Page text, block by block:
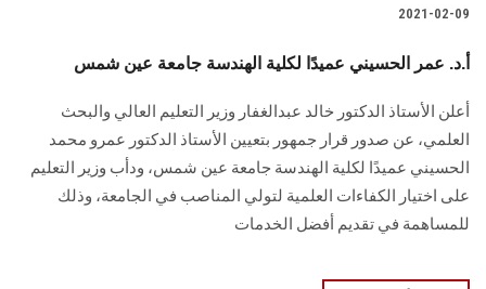
2021-02-09
أ.د. عمر الحسيني عميدًا لكلية الهندسة جامعة عين شمس
أعلن الأستاذ الدكتور خالد عبدالغفار وزير التعليم العالي والبحث
العلمي، عن صدور قرار جمهور بتعيين الأستاذ الدكتور عمرو محمد
الحسيني عميدًا لكلية الهندسة جامعة عين شمس، ودأب وزير التعليم
على اختيار الكفاءات العلمية لتولي المناصب في الجامعة، وذلك
للمساهمة في تقديم أفضل الخدمات